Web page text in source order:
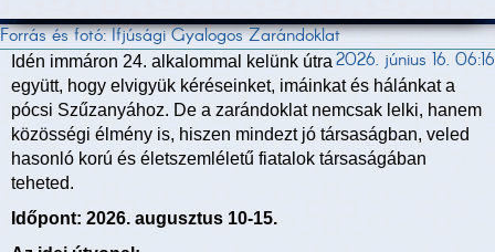
Forrás és fotó: Ifjúsági Gyalogos Zarándoklat
2026. június 16. 06:16
Idén immáron 24. alkalommal kelünk útra
együtt, hogy elvigyük kéréseinket, imáinkat és hálánkat a
pócsi Szűzanyához. De a zarándoklat nemcsak lelki, hanem
közösségi élmény is, hiszen mindezt jó társaságban, veled
hasonló korú és életszemléletű fiatalok társaságában
teheted.
Időpont: 2026. augusztus 10-15.